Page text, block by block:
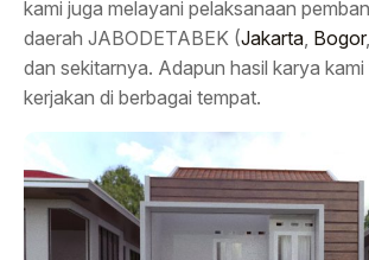
kami juga melayani pelaksanaan
daerah JABODETABEK (Jakarta, Bogor,
dan sekitarnya. Adapun hasil karya
kerjakan di berbagai tempat.